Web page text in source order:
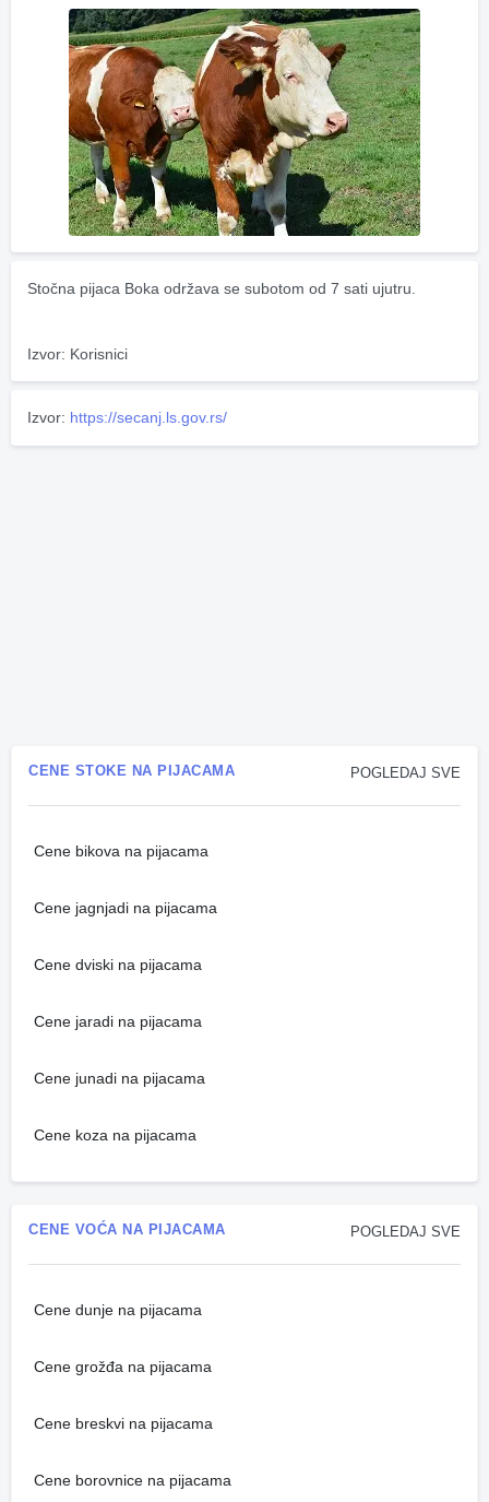
Stočna pijaca Boka održava se subotom od 7 sati ujutru.
Izvor: Korisnici
Izvor: https://secanj.ls.gov.rs/
POGLEDAJ SVE
CENE STOKE NA PIJACAMA
Cene bikova na pijacama
Cene jagnjadi na pijacama
Cene dviski na pijacama
Cene jaradi na pijacama
Cene junadi na pijacama
Cene koza na pijacama
POGLEDAJ SVE
CENE VOĆA NA PIJACAMA
Cene dunje na pijacama
Cene grožđa na pijacama
Cene breskvi na pijacama
Cene borovnice na pijacama